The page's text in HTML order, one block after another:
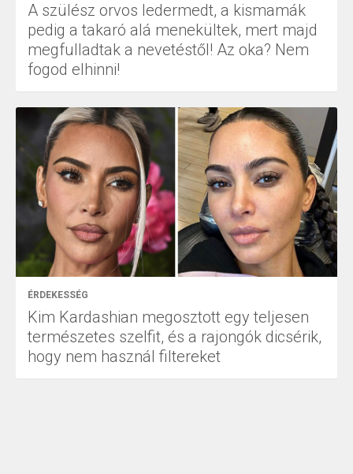
A szülész orvos ledermedt, a kismamák
pedig a takaró alá menekültek, mert majd
megfulladtak a nevetéstől! Az oka? Nem
fogod elhinni!
ÉRDEKESSÉG
Kim Kardashian megosztott egy teljesen
természetes szelfit, és a rajongók dicsérik,
hogy nem használ filtereket